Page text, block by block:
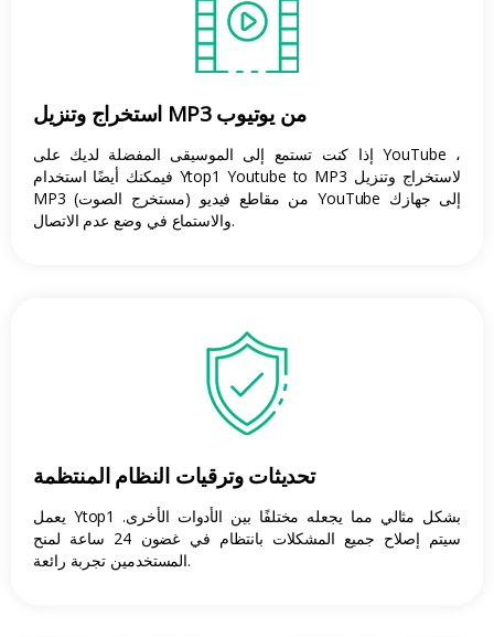
استخراج وتنزيل MP3 من يوتيوب
إذا كنت تستمع إلى الموسيقى المفضلة لديك على YouTube ،
فيمكنك أيضًا استخدام Ytop1 Youtube to MP3 لاستخراج وتنزيل
MP3 (مستخرج الصوت) من مقاطع فيديو YouTube إلى جهازك
والاستماع في وضع عدم الاتصال.
تحديثات وترقيات النظام المنتظمة
يعمل Ytop1 بشكل مثالي مما يجعله مختلفًا بين الأدوات الأخرى.
سيتم إصلاح جميع المشكلات بانتظام في غضون 24 ساعة لمنح
المستخدمين تجربة رائعة.